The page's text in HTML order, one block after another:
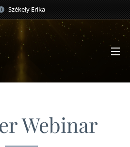
Székely Erika
Webinar